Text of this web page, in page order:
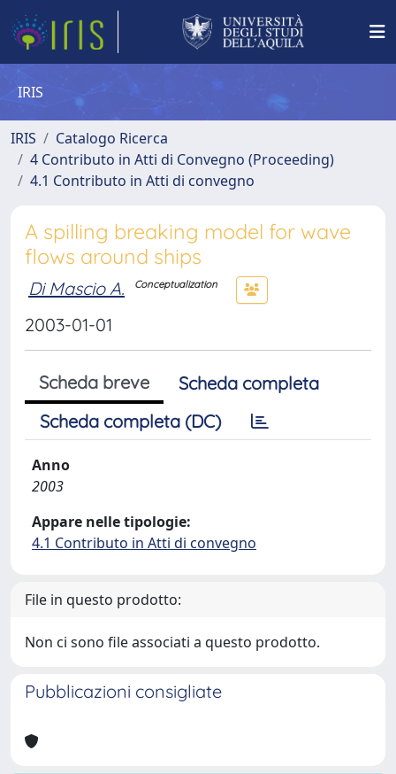
IRIS
IRIS
Catalogo Ricerca
4 Contributo in Atti di Convegno (Proceeding)
4.1 Contributo in Atti di convegno
A spilling breaking model for wave
flows around ships
Di Mascio A. Conceptualization
2003-01-01
Scheda breve
Scheda completa
Scheda completa (DC)
Anno
2003
Appare nelle tipologie:
4.1 Contributo in Atti di convegno
File in questo prodotto:
Non ci sono file associati a questo prodotto.
Pubblicazioni consigliate